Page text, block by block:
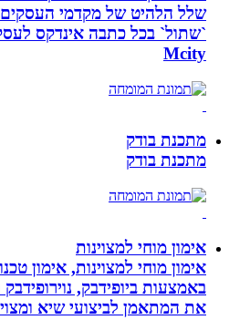
שלל הלהיט של מקדמי העסקים
`שתול` בכל כתבה אינדקס לעסקים
Mcity
מתכנת בודק
מתכנת בודק
אימון מוחי למצוינות
אימון מוחי למצוינות, אימון טכנולוגי
את המתאמן לביצועי שיא ומצוינות.